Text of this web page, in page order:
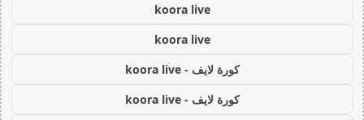
koora live
koora live
كورة لايف - koora live
كورة لايف - koora live